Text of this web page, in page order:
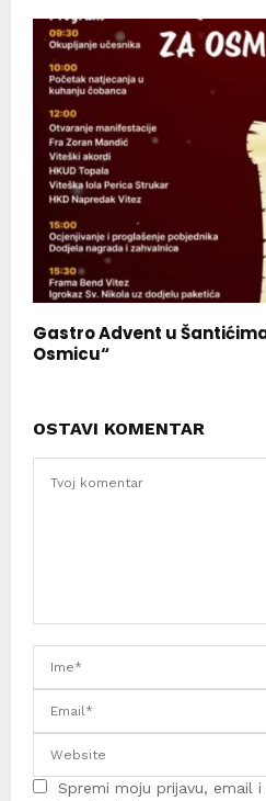
Gastro Advent u
Osmicu“
OSTAVI KOMENTAR
Spremi moju prijavu, email